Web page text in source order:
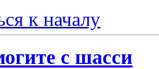
к началу
с шасси